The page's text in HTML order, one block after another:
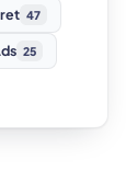
47
25